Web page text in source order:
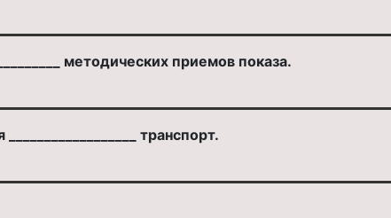
методических приемов показа.
транспорт.